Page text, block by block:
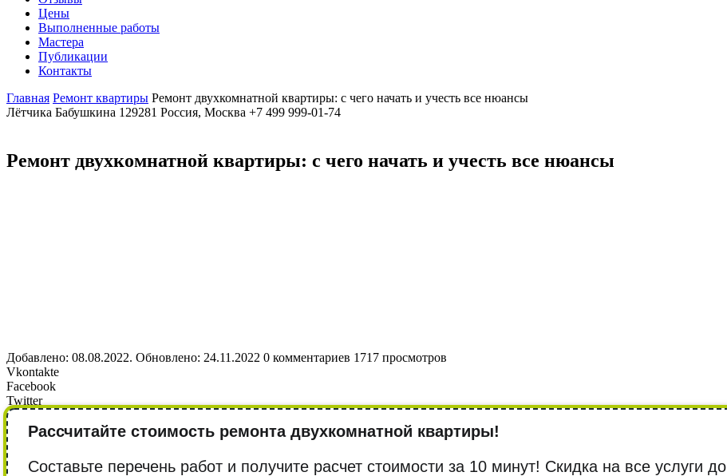
Цены
Выполненные работы
Мастера
Публикации
Контакты
Главная Ремонт квартиры Ремонт двухкомнатной квартиры: с чего начать и учесть все нюансы
Лётчика Бабушкина 129281 Россия, Москва +7 499 999-01-74
Ремонт двухкомнатной квартиры: с чего начать и учесть все нюансы
Добавлено: 08.08.2022. Обновлено: 24.11.2022 0 комментариев 1717 просмотров
Vkontakte
Facebook
Twitter
Рассчитайте стоимость ремонта двухкомнатной квартиры!
Составьте перечень работ и получите расчет стоимости за 10 минут! Cкидка на все услуги до